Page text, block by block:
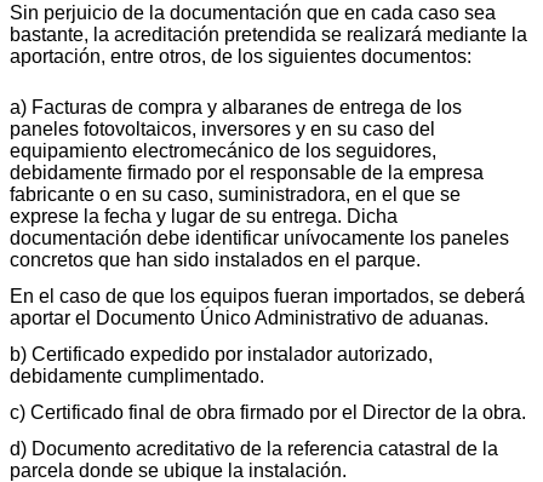
Sin perjuicio de la documentación que en cada caso sea
bastante, la acreditación pretendida se realizará mediante la
aportación, entre otros, de los siguientes documentos:
a) Facturas de compra y albaranes de entrega de los
paneles fotovoltaicos, inversores y en su caso del
equipamiento electromecánico de los seguidores,
debidamente firmado por el responsable de la empresa
fabricante o en su caso, suministradora, en el que se
exprese la fecha y lugar de su entrega. Dicha
documentación debe identificar unívocamente los paneles
concretos que han sido instalados en el parque.
En el caso de que los equipos fueran importados, se deberá
aportar el Documento Único Administrativo de aduanas.
b) Certificado expedido por instalador autorizado,
debidamente cumplimentado.
c) Certificado final de obra firmado por el Director de la obra.
d) Documento acreditativo de la referencia catastral de la
parcela donde se ubique la instalación.